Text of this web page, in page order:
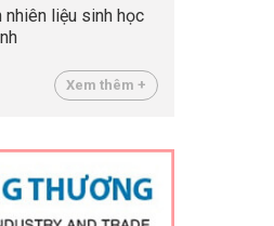
nhiên liệu sinh học
Xem thêm +